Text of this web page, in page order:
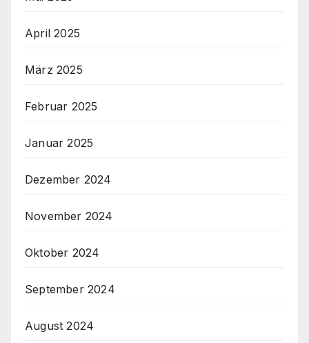
April 2025
März 2025
Februar 2025
Januar 2025
Dezember 2024
November 2024
Oktober 2024
September 2024
August 2024